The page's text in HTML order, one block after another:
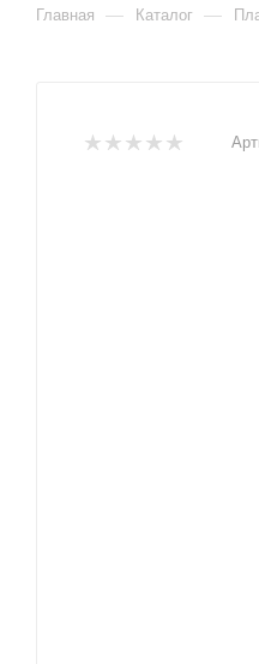
Главная — Каталог —